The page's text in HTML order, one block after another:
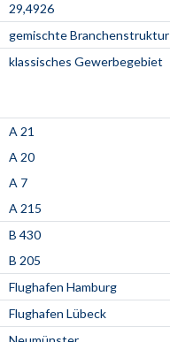
29,4926
gemischte Branchenstruktur
klassisches Gewerbegebiet
A 21
A 20
A 7
A 215
B 430
B 205
Flughafen Hamburg
Flughafen Lübeck